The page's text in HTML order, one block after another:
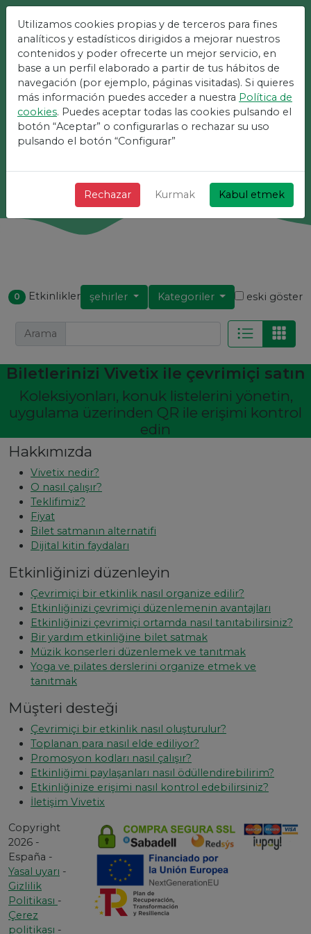
Etkinlikler Için En Kolay
Platform
+ Hızlı + Basit ve ücretsiz!
Arama
0 Etkinlikler şehirler Kategoriler eski göster
Arama
Biletlerinizi Vivetix ile çevrimiçi satın
Koleksiyonları, konuk listelerini yönetin,
uygulama üzerinden QR ile erişimi kontrol
edin
Hakkımızda
Vivetix nedir?
O nasıl çalışır?
Teklifimiz?
Fiyat
Bilet satmanın alternatifi
Dijital kitin faydaları
Etkinliğinizi düzenleyin
Çevrimiçi bir etkinlik nasıl organize edilir?
Etkinliğinizi çevrimiçi düzenlemenin avantajları
Etkinliğinizi çevrimiçi ortamda nasıl tanıtabilirsiniz?
Bir yardım etkinliğine bilet satmak
Müzik konserleri düzenlemek ve tanıtmak
Yoga ve pilates derslerini organize etmek ve
tanıtmak
Müşteri desteği
Çevrimiçi bir etkinlik nasıl oluşturulur?
Toplanan para nasıl elde ediliyor?
Promosyon kodları nasıl çalışır?
Etkinliğimi paylaşanları nasıl ödüllendirebilirim?
Etkinliğinize erişimi nasıl kontrol edebilirsiniz?
İletişim Vivetix
Copyright
2026 -
España -
Yasal uyarı -
Gizlilik
Politikası -
Çerez
politikası -
Utilizamos cookies propias y de terceros para fines
analíticos y estadísticos dirigidos a mejorar nuestros
contenidos y poder ofrecerte un mejor servicio, en
base a un perfil elaborado a partir de tus hábitos de
navegación (por ejemplo, páginas visitadas). Si quieres
más información puedes acceder a nuestra Política de
cookies. Puedes aceptar todas las cookies pulsando el
botón “Aceptar” o configurarlas o rechazar su uso
pulsando el botón “Configurar”
Rechazar Kurmak Kabul etmek